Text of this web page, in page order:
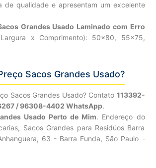
de qualidade e apresentam um excelente
Grandes Usado Laminado com Erro
x Comprimento): 50×80, 55×75,
Sacos Grandes Usado?
Sacos Grandes Usado? Contato 113392-
/ 96308-4402 WhatsApp.
Usado Perto de Mim. Endereço do
Sacos Grandes para Residúos Barra
63 - Barra Funda, São Paulo -